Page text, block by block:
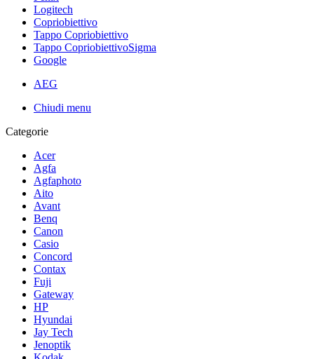
Logitech
Copriobiettivo
Tappo Copriobiettivo
Tappo CopriobiettivoSigma
Google
AEG
Chiudi menu
Categorie
Acer
Agfa
Agfaphoto
Aito
Avant
Benq
Canon
Casio
Concord
Contax
Fuji
Gateway
HP
Hyundai
Jay Tech
Jenoptik